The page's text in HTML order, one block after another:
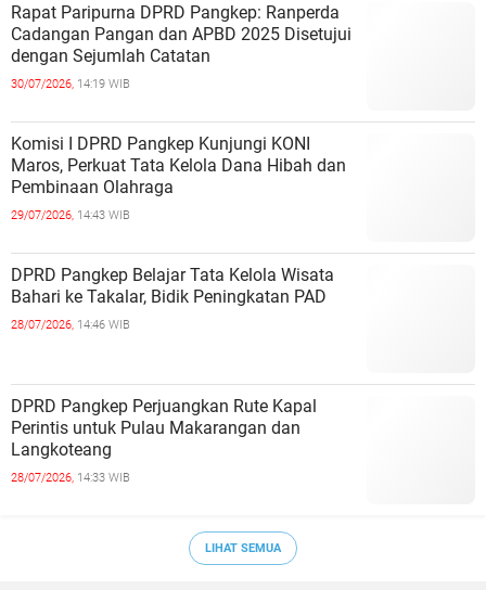
Rapat Paripurna DPRD Pangkep: Ranperda
Cadangan Pangan dan APBD 2025 Disetujui
dengan Sejumlah Catatan
30/07/2026, 14:19 WIB
Komisi I DPRD Pangkep Kunjungi KONI
Maros, Perkuat Tata Kelola Dana Hibah dan
Pembinaan Olahraga
29/07/2026, 14:43 WIB
DPRD Pangkep Belajar Tata Kelola Wisata
Bahari ke Takalar, Bidik Peningkatan PAD
28/07/2026, 14:46 WIB
DPRD Pangkep Perjuangkan Rute Kapal
Perintis untuk Pulau Makarangan dan
Langkoteang
28/07/2026, 14:33 WIB
LIHAT SEMUA